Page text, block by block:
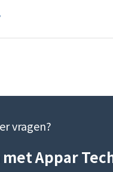
vragen?
Appar